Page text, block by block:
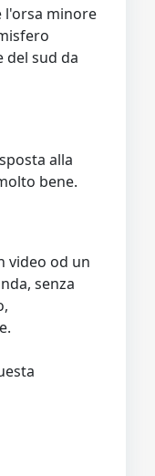
l'orsa minore
del sud da
alla
bene.
video od un
senza